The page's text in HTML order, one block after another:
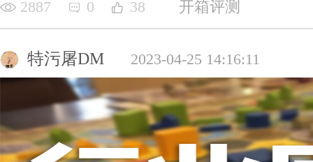
2887 0 38 开箱评测
特污屠DM 2023-04-25 14:16:11